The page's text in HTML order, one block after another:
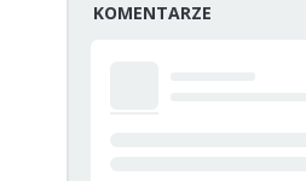
KOMENTARZE